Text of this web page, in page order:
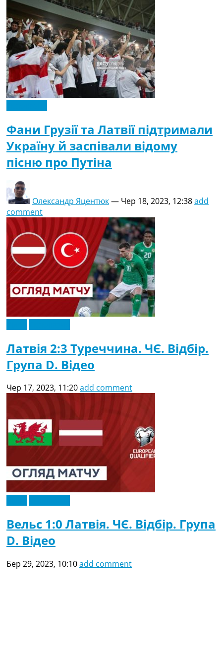
Фани Грузії та Латвії підтримали
Україну й заспівали відому
пісню про Путіна
Олександр Яцентюк— Чер 18, 2023, 12:38add
comment
Латвія 2:3 Туреччина. ЧЄ. Відбір.
Група D. Відео
Чер 17, 2023, 11:20add comment
Вельс 1:0 Латвія. ЧЄ. Відбір. Група
D. Відео
Бер 29, 2023, 10:10add comment